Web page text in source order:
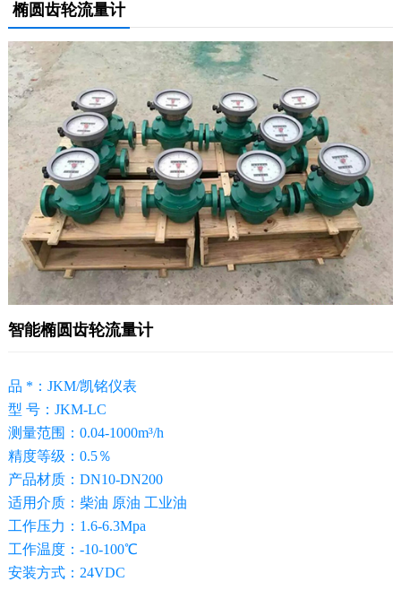
椭圆齿轮流量计
智能椭圆齿轮流量计
品 *：JKM/凯铭仪表
型 号：JKM-LC
测量范围：0.04-1000m³/h
精度等级：0.5％
产品材质：DN10-DN200
适用介质：柴油 原油 工业油
工作压力：1.6-6.3Mpa
工作温度：-10-100℃
安装方式：24VDC